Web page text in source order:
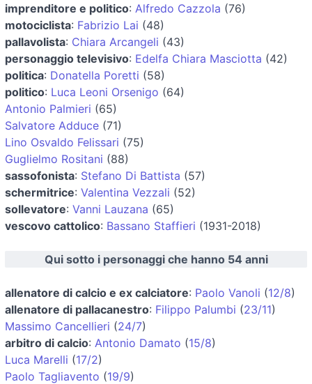
imprenditore e politico: Alfredo Cazzola (76)
motociclista: Fabrizio Lai (48)
pallavolista: Chiara Arcangeli (43)
personaggio televisivo: Edelfa Chiara Masciotta (42)
politica: Donatella Poretti (58)
politico: Luca Leoni Orsenigo (64)
Antonio Palmieri (65)
Salvatore Adduce (71)
Lino Osvaldo Felissari (75)
Guglielmo Rositani (88)
sassofonista: Stefano Di Battista (57)
schermitrice: Valentina Vezzali (52)
sollevatore: Vanni Lauzana (65)
vescovo cattolico: Bassano Staffieri (1931-2018)
Qui sotto i personaggi che hanno 54 anni
allenatore di calcio e ex calciatore: Paolo Vanoli (12/8)
allenatore di pallacanestro: Filippo Palumbi (23/11)
Massimo Cancellieri (24/7)
arbitro di calcio: Antonio Damato (15/8)
Luca Marelli (17/2)
Paolo Tagliavento (19/9)